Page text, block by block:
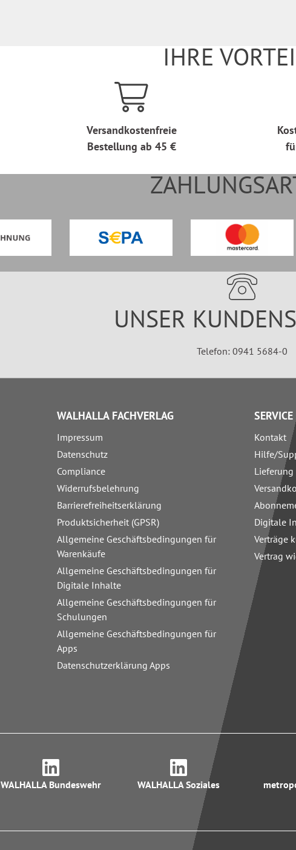
IHRE
Versandkostenfreie
Bestellung ab 45 €
UNSER
Telefon: 0941 5684-0
WALHALLA FACHVERLAG
Impressum
Datenschutz
Compliance
Widerrufsbelehrung
Barrierefreiheitserklärung
Produktsicherheit (GPSR)
Allgemeine Geschäftsbedingungen für
Warenkäufe
Allgemeine Geschäftsbedingungen für
Digitale Inhalte
Allgemeine Geschäftsbedingungen für
Schulungen
Allgemeine Geschäftsbedingungen für
Apps
Datenschutzerklärung Apps
Kontakt
Hilfe/
Lieferung
Digitale
Verträge
Vertrag
WALHALLA Bundeswehr WALHALLA Soziales